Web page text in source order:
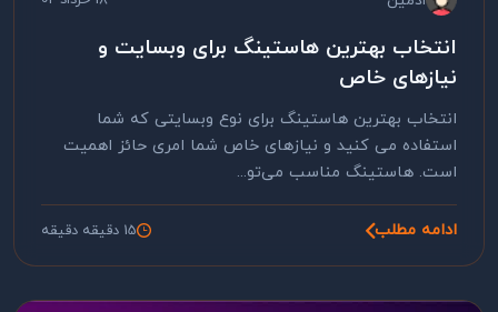
انتخاب بهترین هاستینگ برای وبسایت و
نیازهای خاص
انتخاب بهترین هاستینگ برای نوع وبسایتی که شما
استفاده می کنید و نیازهای خاص شما امری حائز اهمیت
است. هاستینگ مناسب می‌تو...
ادامه مطلب 15 دقیقه دقیقه